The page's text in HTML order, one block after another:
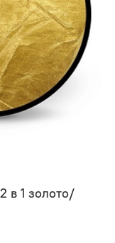
в 1 золото/